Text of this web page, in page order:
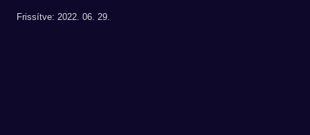
Frissítve: 2022. 06. 29.